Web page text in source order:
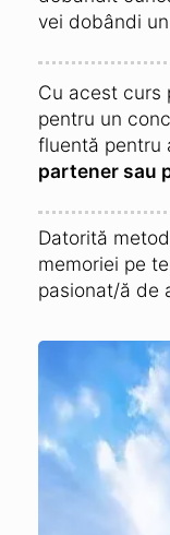
vei dobândi
Cu acest curs
pentru un
fluentă pentru
partener sau
Datorită
memoriei pe
pasionat/ă de